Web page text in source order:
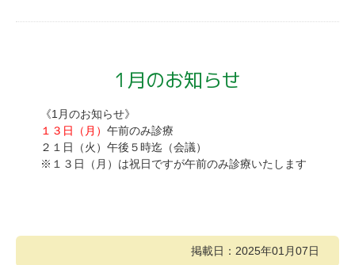
1月のお知らせ
《1月のお知らせ》
１３日（月） 午前のみ診療
２１日（火）午後５時迄（会議）
※１３日（月）は祝日ですが午前のみ診療いたします
掲載日：2025年01月07日